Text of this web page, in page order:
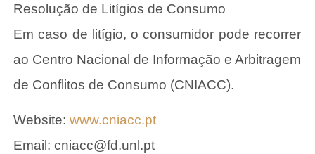
Resolução de Litígios de Consumo
Em caso de litígio, o consumidor pode recorrer
ao Centro Nacional de Informação e Arbitragem
de Conflitos de Consumo (CNIACC).
Website: www.cniacc.pt
Email: cniacc@fd.unl.pt